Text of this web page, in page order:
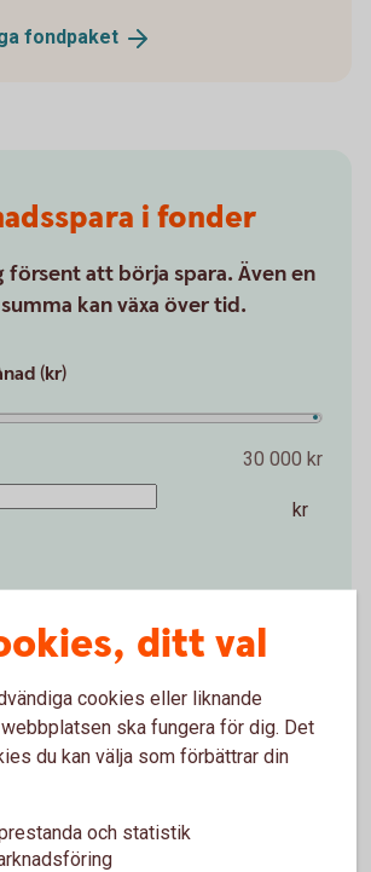
fondpaket
i fonder
försent att börja spara. Även en
kan växa över tid.
(kr)
30 000 kr
kr
ditt val
cookies eller liknande
ska fungera för dig. Det
du kan välja som förbättrar din
och statistik